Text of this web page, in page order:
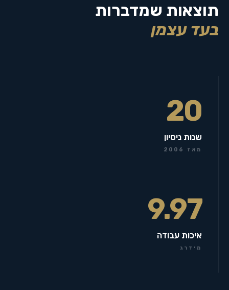
תוצאות שמדברות
בעד עצמן
20
שנות ניסיון
מאז 2006
9.97
איכות עבודה
מידרג